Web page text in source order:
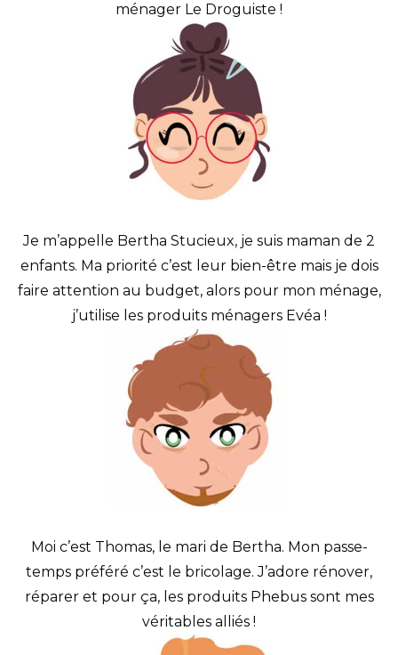
ménager Le Droguiste !
Je m’appelle Bertha Stucieux, je suis maman de 2
enfants. Ma priorité c’est leur bien-être mais je dois
faire attention au budget, alors pour mon ménage,
j’utilise les produits ménagers Evéa !
Moi c’est Thomas, le mari de Bertha. Mon passe-
temps préféré c’est le bricolage. J’adore rénover,
réparer et pour ça, les produits Phebus sont mes
véritables alliés !